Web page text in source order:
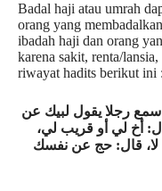
Badal haji atau umrah
orang yang
ibadah haji dan orang
karena sakit, renta/
riwayat hadits berikut ini :
سمع رجلا يقول لبيك عن
أخ لي أو قريب لي،
قال: حج عن نفسك